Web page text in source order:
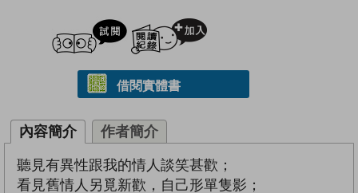
試閲
借閱實體書
內容簡介 作者簡介
聽見有異性跟我的情人談笑甚歡；
看見舊情人另覓新歡，自己形單隻影；